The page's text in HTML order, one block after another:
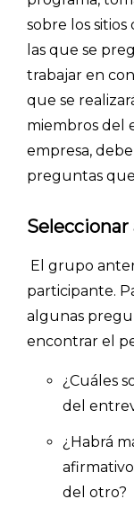
sobre los sitios
las que se
trabajar en
que se
miembros del
empresa,
preguntas
El grupo
participante.
algunas
encontrar el
¿Cuáles
del
¿Habrá
del otro?